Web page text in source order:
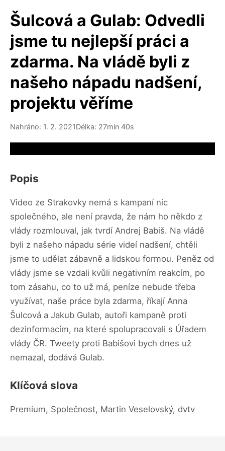
Šulcová a Gulab: Odvedli
jsme tu nejlepší práci a
zdarma. Na vládě byli z
našeho nápadu nadšení,
projektu věříme
Nahráno: 1. 2. 2021Délka: 27min 40s
Popis
Video ze Strakovky nemá s kampaní nic
společného, ale není pravda, že nám ho někdo z
vlády rozmlouval, jak tvrdí Andrej Babiš. Na vládě
byli z našeho nápadu série videí nadšení, chtěli
jsme to udělat zábavně a lidskou formou. Peněz od
vlády jsme se vzdali kvůli negativním reakcím, po
tom zásahu, co to už má, peníze nebude třeba
využívat, naše práce byla zdarma, říkají Anna
Šulcová a Jakub Gulab, autoři kampaně proti
dezinformacím, na které spolupracovali s Úřadem
vlády ČR. Tweety proti Babišovi bych dnes už
nemazal, dodává Gulab.
Klíčová slova
Premium, Společnost, Martin Veselovský, dvtv